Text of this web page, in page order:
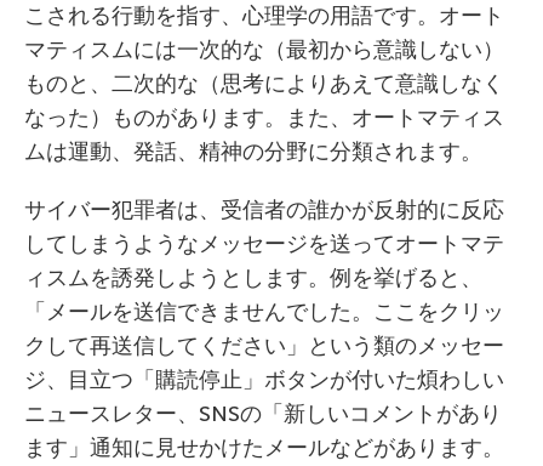
こされる行動を指す、心理学の用語です。オート
マティスムには一次的な（最初から意識しない）
ものと、二次的な（思考によりあえて意識しなく
なった）ものがあります。また、オートマティス
ムは運動、発話、精神の分野に分類されます。
サイバー犯罪者は、受信者の誰かが反射的に反応
してしまうようなメッセージを送ってオートマテ
ィスムを誘発しようとします。例を挙げると、
「メールを送信できませんでした。ここをクリッ
クして再送信してください」という類のメッセー
ジ、目立つ「購読停止」ボタンが付いた煩わしい
ニュースレター、SNSの「新しいコメントがあり
ます」通知に見せかけたメールなどがあります。